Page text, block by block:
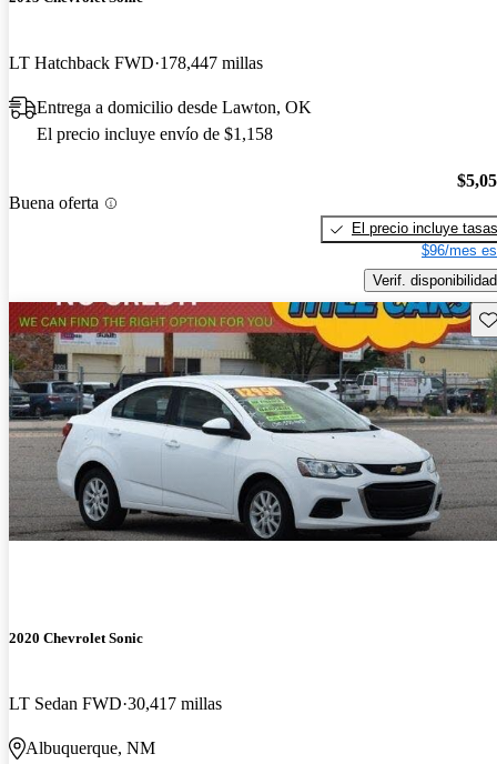
LT Hatchback FWD 178,447 millas
Entrega a domicilio desde Lawton, OK
El precio incluye envío de $1,158
Buena oferta
El precio incluye tasas
$96/mes
Verif. disponibilidad
2020 Chevrolet Sonic
LT Sedan FWD 30,417 millas
Albuquerque, NM